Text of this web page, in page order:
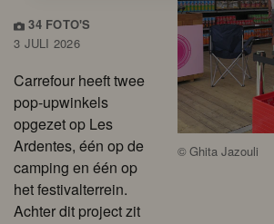
34 FOTO'S
3 JULI 2026
Carrefour heeft twee
pop-upwinkels
opgezet op Les
Ardentes, één op de
camping en één op
het festivalterrein.
Achter dit project zit
©Ghita Jazouli